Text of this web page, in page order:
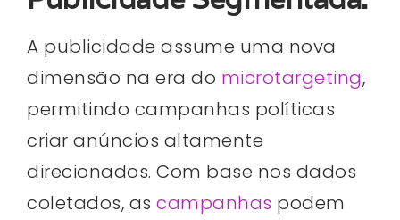
A publicidade assume uma nova
dimensão na era do microtargeting,
permitindo campanhas políticas
criar anúncios altamente
direcionados. Com base nos dados
coletados, as campanhas podem